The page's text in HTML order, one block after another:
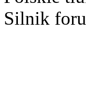
Silnik